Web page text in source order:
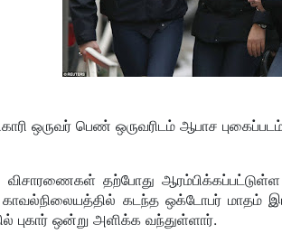
ஒருவர் பெண் ஒருவரிடம் ஆபாச
தற்போது
கடந்த ஒக்டோபர் மாதம்
புகார் ஒன்று அளிக்க வந்துள்ளார்.